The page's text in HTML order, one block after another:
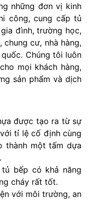
những đơn vị kinh
công, cung cấp tủ
đình, trường học,
cư, nhà hàng,
Chúng tôi luôn
mọi khách hàng,
sản phẩm và dịch
được tạo ra từ sự
tỉ lệ cố định cùng
thành một tấm dựa
bếp có khả năng
cháy rất tốt.
với môi trường, an